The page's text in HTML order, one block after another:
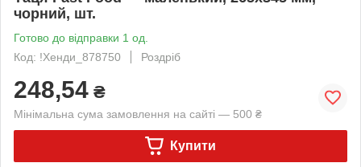
чорний, шт.
Готово до відправки 1 од.
Код: !Хенди_878750
Роздріб
248,54 ₴
Мінімальна сума замовлення на сайті — 500 ₴
Купити